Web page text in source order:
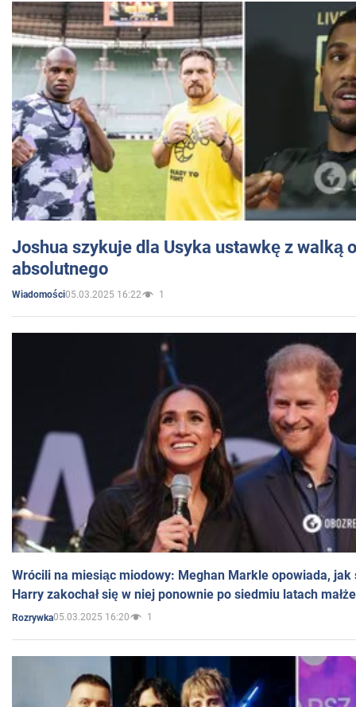
Joshua szykuje dla Usyka ustawkę z walką
absolutnego
Wiadomości05.03.2025 16:22 1
Wrócili na miesiąc miodowy: Meghan Markle opowiada, jak
Harry zakochał się w niej ponownie po siedmiu latach
Rozrywka05.03.2025 16:20 1